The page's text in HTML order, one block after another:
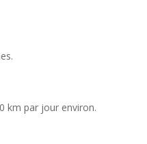
km par jour environ.